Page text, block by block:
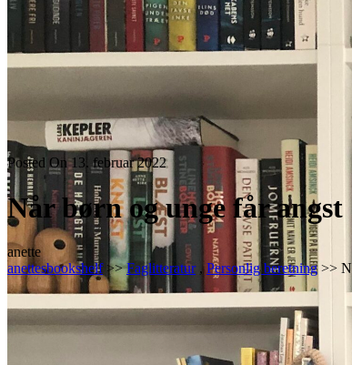
Posted On 13. februar 2022
Når børn og unge får angst
anette
anettesbookshelf>>Faglitteratur,Personlig beretning>>